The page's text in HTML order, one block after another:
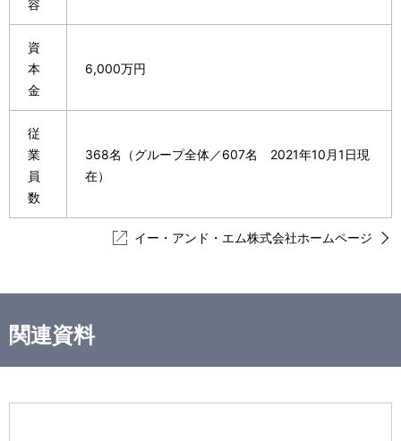
容
資
本
金
6,000万円
従
業
員
数
368名（グループ全体／607名 2021年10月1日現
在）
イー・アンド・エム株式会社ホームページ
関連資料